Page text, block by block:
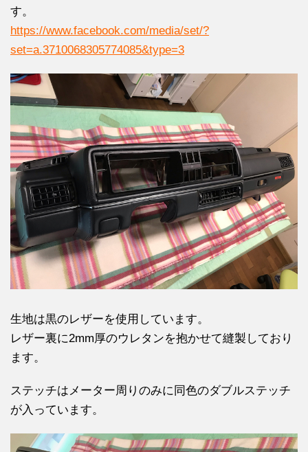
す。
https://www.facebook.com/media/set/?
set=a.3710068305774085&type=3
生地は黒のレザーを使用しています。
レザー裏に2mm厚のウレタンを抱かせて縫製しており
ます。
ステッチはメーター周りのみに同色のダブルステッチ
が入っています。